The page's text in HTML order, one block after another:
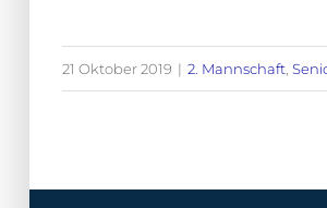
21 Oktober 2019 | 2. Mannschaft